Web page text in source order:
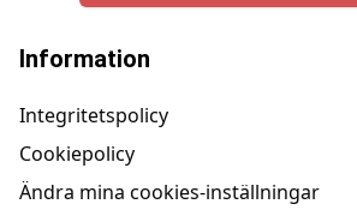
Information
Integritetspolicy
Cookiepolicy
Ändra mina cookies-inställningar